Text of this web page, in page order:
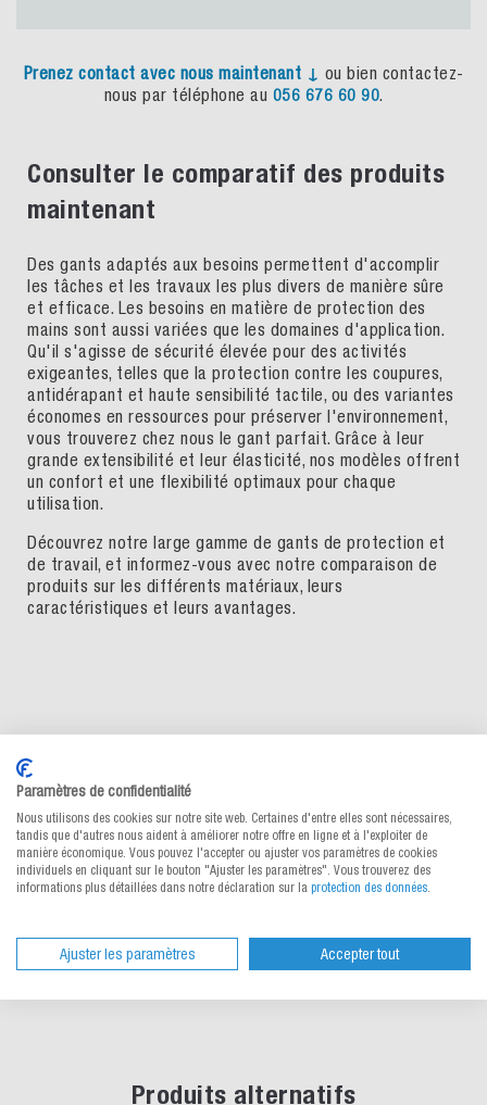
Prenez contact avec nous maintenant ↓ ou bien contactez-
nous par téléphone au 056 676 60 90.
Consulter le comparatif des produits
maintenant
Des gants adaptés aux besoins permettent d'accomplir
les tâches et les travaux les plus divers de manière sûre
et efficace. Les besoins en matière de protection des
mains sont aussi variées que les domaines d'application.
Qu'il s'agisse de sécurité élevée pour des activités
exigeantes, telles que la protection contre les coupures,
antidérapant et haute sensibilité tactile, ou des variantes
économes en ressources pour préserver l'environnement,
vous trouverez chez nous le gant parfait. Grâce à leur
grande extensibilité et leur élasticité, nos modèles offrent
un confort et une flexibilité optimaux pour chaque
utilisation.
Découvrez notre large gamme de gants de protection et
de travail, et informez-vous avec notre comparaison de
produits sur les différents matériaux, leurs
caractéristiques et leurs avantages.
Produits alternatifs
Paramètres de confidentialité
Nous utilisons des cookies sur notre site web. Certaines d'entre elles sont nécessaires,
tandis que d'autres nous aident à améliorer notre offre en ligne et à l'exploiter de
manière économique. Vous pouvez l'accepter ou ajuster vos paramètres de cookies
individuels en cliquant sur le bouton "Ajuster les paramètres". Vous trouverez des
informations plus détaillées dans notre déclaration sur la protection des données.
Ajuster les paramètres Accepter tout